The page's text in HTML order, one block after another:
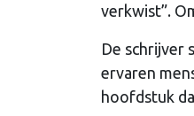
verkwist”.
De schrijver
ervaren
hoofdstuk